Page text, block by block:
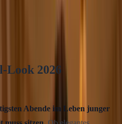
Look 2026
Abende im Leben junger